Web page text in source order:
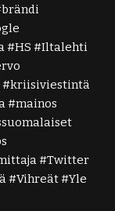
brändi
HS
Iltalehti
kriisiviestintä
mainos
Twitter
Vihreät Yle